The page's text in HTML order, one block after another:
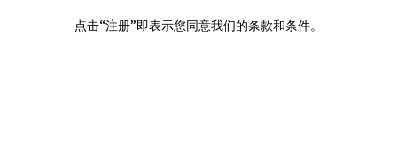
点击“注册”即表示您同意我们的条款和条件。